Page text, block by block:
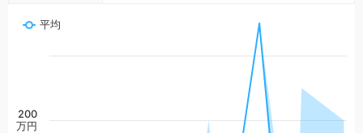
平均
200
万円